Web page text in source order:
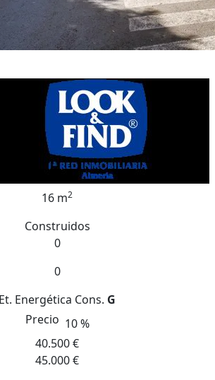
16 m2
Construidos
0
0
Et. Energética Cons. G
Precio 10 %
40.500 €
45.000 €